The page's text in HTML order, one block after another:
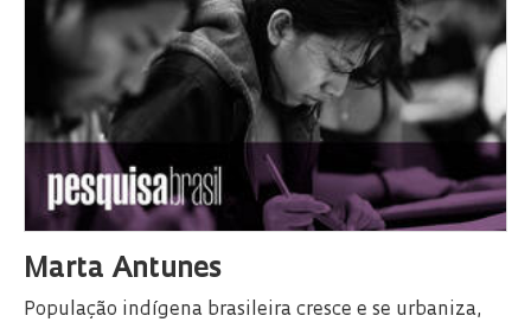
Marta Antunes
População indígena brasileira cresce e se urbaniza,